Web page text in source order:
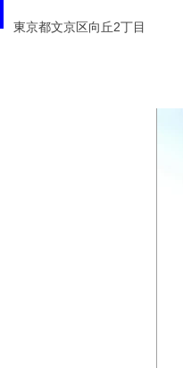
東京都文京区向丘2丁目